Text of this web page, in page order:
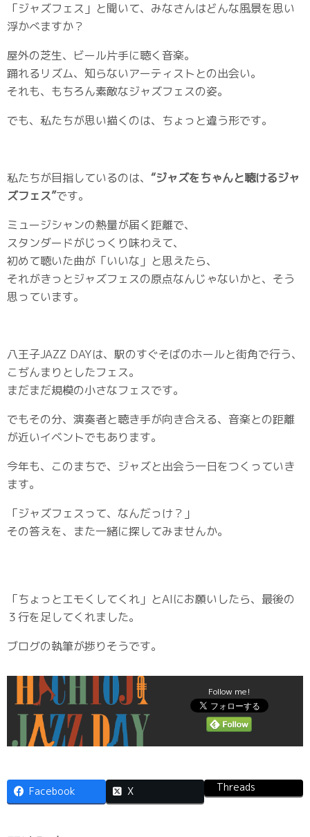
「ジャズフェス」と聞いて、みなさんはどんな風景を思い
浮かべますか？
屋外の芝生、ビール片手に聴く音楽。
踊れるリズム、知らないアーティストとの出会い。
それも、もちろん素敵なジャズフェスの姿。
でも、私たちが思い描くのは、ちょっと違う形です。
私たちが目指しているのは、 “ジャズをちゃんと聴けるジャ
ズフェス”です。
ミュージシャンの熱量が届く距離で、
スタンダードがじっくり味わえて、
初めて聴いた曲が「いいな」と思えたら、
それがきっとジャズフェスの原点なんじゃないかと、そう
思っています。
八王子JAZZ DAYは、駅のすぐそばのホールと街角で行う、
こぢんまりとしたフェス。
まだまだ規模の小さなフェスです。
でもその分、演奏者と聴き手が向き合える、音楽との距離
が近いイベントでもあります。
今年も、このまちで、ジャズと出会う一日をつくっていき
ます。
「ジャズフェスって、なんだっけ？」
その答えを、また一緒に探してみませんか。
「ちょっとエモくしてくれ」とAIにお願いしたら、最後の
３行を足してくれました。
ブログの執筆が捗りそうです。
Follow me!
Facebook X Threads